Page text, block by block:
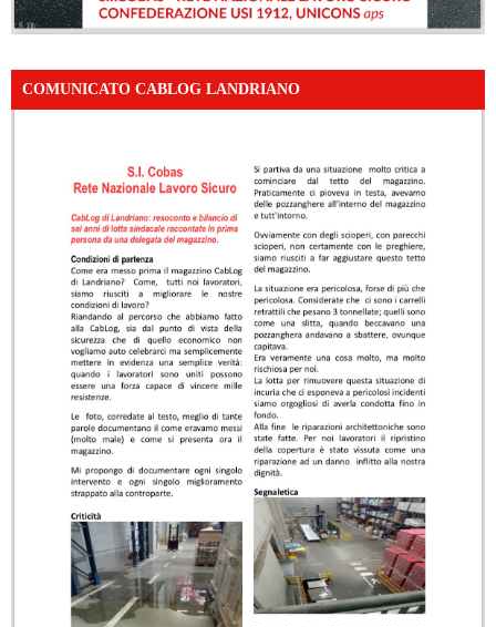
COMUNICATO CABLOG LANDRIANO